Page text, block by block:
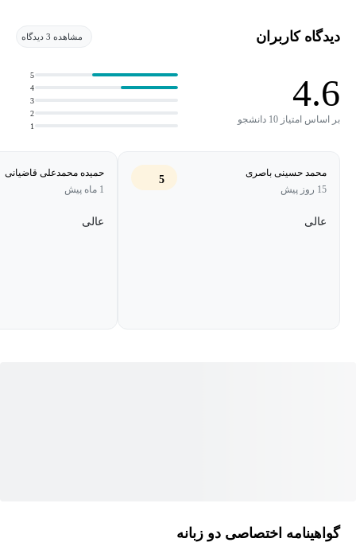
ما این دوره را توسعه دادیم تا به شما کمک کنیم تصمیمات خوب در
زمینه استراتژی شرکتی بگیرید. از بین تصمیمات زیادی که یک شرکت
باید بگیرد، تصمیمات استراتژی شرکتی در میان مهمترین آن‌ها هستند. ما
به این تصمیمات کلیدی در زمینه استراتژی شرکتی خواهیم پرداخت:
: چگونه و از کدام کسب‌وکارها باید شرکت شما خارج
شود؟
هسته اجرایی شرکت
: چگونه باید مقر اجرایی شرکت را
به دنبال ارتقای مهارت‌های مدیریتی خود برای هدایت سازمان به
دیدگاه کاربران مشاهده 3 دیدگاه
4.6
بر اساس امتیاز 10 دانشجو
1
2
3
4
5
محمد حسینی باصری
15 روز پیش
5
عالی
حمیده محمدعلی قاضیانی
1 ماه پیش
عالی
گواهینامه اختصاصی دو زبانه